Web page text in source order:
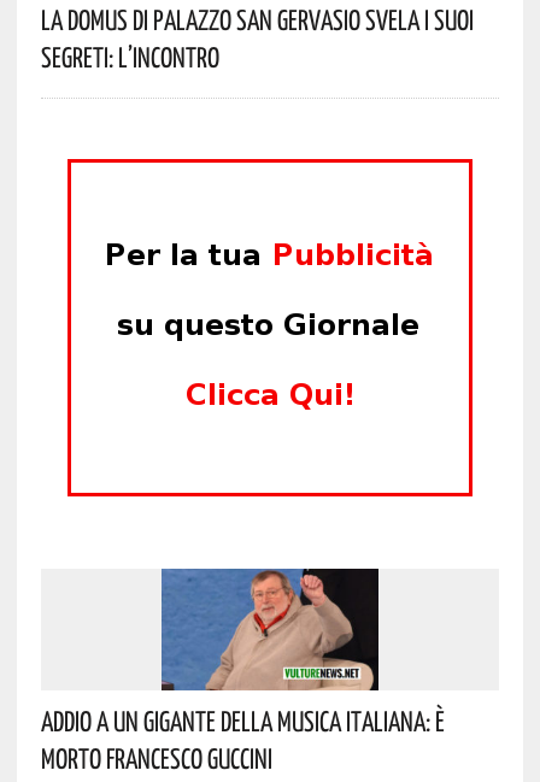
La Domus Di Palazzo San Gervasio Svela I Suoi
Segreti: L’incontro
Addio A Un Gigante Della Musica Italiana: È
Morto Francesco Guccini